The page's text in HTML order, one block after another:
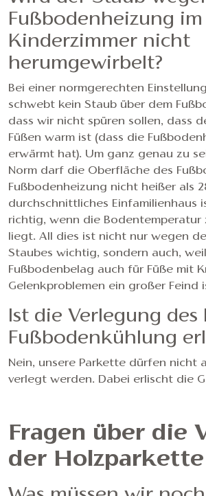
Fußbodenheizung im
Kinderzimmer nicht
herumgewirbelt?
Bei einer normgerechten
schwebt kein Staub über dem
dass wir nicht spüren sollen, dass
Füßen warm ist (dass die
erwärmt hat). Um ganz genau zu
Norm darf die Oberfläche des
Fußbodenheizung nicht heißer als
durchschnittliches Einfamilienhaus
richtig, wenn die Bodentemperatur
liegt. All dies ist nicht nur wegen
Staubes wichtig, sondern auch,
Fußbodenbelag auch für Füße mit
Gelenkproblemen ein großer Feind
Ist die Verlegung
Fußbodenkühlung
Nein, unsere Parkette dürfen nicht
verlegt werden. Dabei erlischt die
Fragen über die
der Holzparkette